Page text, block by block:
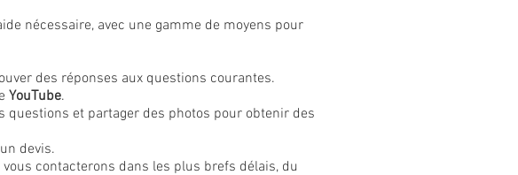
nécessaire, avec une gamme de moyens pour
des réponses aux questions courantes.
YouTube.
questions et partager des photos pour obtenir des
devis.
contacterons dans les plus brefs délais, du